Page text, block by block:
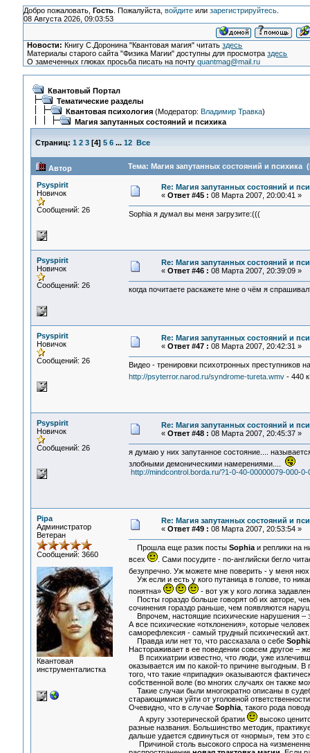
Добро пожаловать, Гость. Пожалуйста, войдитеили зарегистрируйтесь.
08 Августа 2026, 09:03:53
Новости: Книгу С.Доронина "Квантовая магия" читатьздесь
Материалы старого сайта "Физика Магии" доступны для просмотраздесь
О замеченных глюках просьба писать на почтуquantmag@mail.ru
Квантовый Портал
Тематические разделы
Квантовая психология(Модератор: Владимир Травка)
Магия запутанных состояний и психика
Страниц: 1 2 3[4] 5 6 ... 12 Все
Автор Тема: Магия запутанных состояний и психика
Psyspirit
Новичок
Сообщений: 26
Re: Магия запутанных состояний и
« Ответ #45 : 08 Марта 2007, 20:00:41 »
Sophia я думал вы меня загрузите:(((
Psyspirit
Новичок
Сообщений: 26
Re: Магия запутанных состояний и
« Ответ #46 : 08 Марта 2007, 20:39:09 »
когда почитаете раскажете мне о чём я
Psyspirit
Новичок
Сообщений: 26
Re: Магия запутанных состояний и
« Ответ #47 : 08 Марта 2007, 20:42:31 »
Видео - тренировки психотронных преступников
http://psyterror.narod.ru/syndrome-tureta.wmv- 440
Psyspirit
Новичок
Сообщений: 26
Re: Магия запутанных состояний и
« Ответ #48 : 08 Марта 2007, 20:45:37 »
я думаю у них запутанное состояние....
злобными демоническими намерениями....
http://mindcontrol.borda.ru/?1-0-40-00000079-000-0-
Pipa
Администратор
Ветеран
Сообщений: 3660
Квантовая
инструменталистка
Re: Магия запутанных состояний и
« Ответ #49 : 08 Марта 2007, 20:53:54 »
Прошла еще разик посты Sophiaи реплики на
всех
. Сами посудите - по-английски бегло
безупречно. Уж можете мне поверить - у меня
Уж если и есть у кого путаница в голове, то
понятна»
- вот уж у кого логика
Посты гораздо больше говорят об их авторе,
сочинения гораздо раньше, чем появляются
Впрочем, настоящие психические нарушения –
А все психические «отклонения», которые
саморефлексия - самый трудный психический акт.
Правда или нет то, что рассказала о себе
Настораживает в ее поведении совсем другое –
В психиатрии известно, что люди, уже
оказывается им по какой-то причине выгодным.
того, что такие «припадки» оказываются
собственной воле (во многих случаях он также
Такие случаи были многократно описаны в
старающимися уйти от уголовной
Очевидно, что в случае Sophia, такого рода
А кругу эзотерической братии
высоко
разные названия. Большинство методик,
дальше удается сдвинуться от «нормы», тем это
Причиной столь высокого спроса на